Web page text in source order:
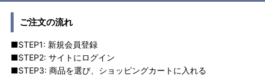
ご注文の流れ
■STEP1: 新規会員登録
■STEP2: サイトにログイン
■STEP3: 商品を選び、ショッピングカートに入れる